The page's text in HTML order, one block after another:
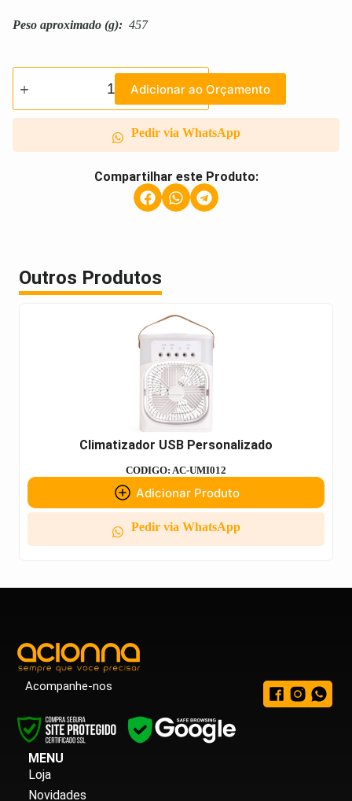
Peso aproximado (g): 457
Adicionar ao Orçamento
Pedir via WhatsApp
Compartilhar este Produto:
Outros Produtos
Climatizador USB Personalizado
CODIGO: AC-UMI012
Adicionar Produto
Pedir via WhatsApp
Acompanhe-nos
MENU
Loja
Novidades